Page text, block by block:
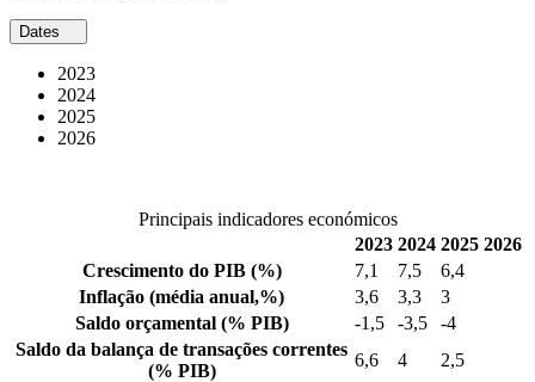
Dates
2023
2024
2025
2026
Principais indicadores económicos
2023 2024 2025 2026
Crescimento do PIB (%) 7,1 7,5
6,4
Inflação (média anual,%) 3,6 3,3
3
Saldo orçamental (% PIB) -1,5 -3,5
-4
Saldo da balança de transações correntes
(% PIB)
6,6 4
2,5